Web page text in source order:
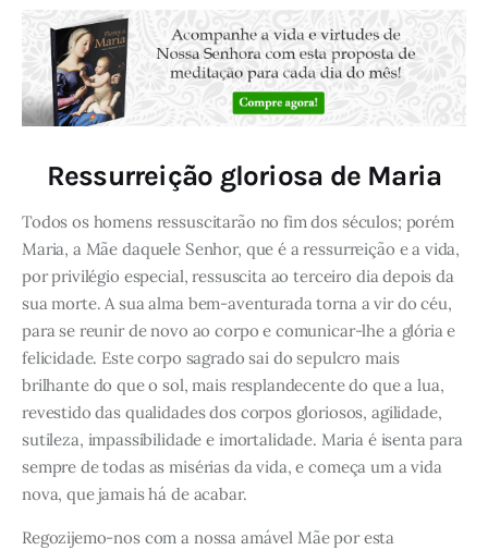
Ressurreição gloriosa de Maria
Todos os homens ressuscitarão no fim dos séculos; porém
Maria, a Mãe daquele Senhor, que é a ressurreição e a vida,
por privilégio especial, ressuscita ao terceiro dia depois da
sua morte. A sua alma bem-aventurada torna a vir do céu,
para se reunir de novo ao corpo e comunicar-lhe a glória e
felicidade. Este corpo sagrado sai do sepulcro mais
brilhante do que o sol, mais resplandecente do que a lua,
revestido das qualidades dos corpos gloriosos, agilidade,
sutileza, impassibilidade e imortalidade. Maria é isenta para
sempre de todas as misérias da vida, e começa um a vida
nova, que jamais há de acabar.
Regozijemo-nos com a nossa amável Mãe por esta